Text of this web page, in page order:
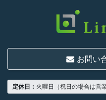
いものとします。
18歳以上の独身
男性は収入があ
当社の指定する
お問い
定休日： 火曜日（祝日の場合は営